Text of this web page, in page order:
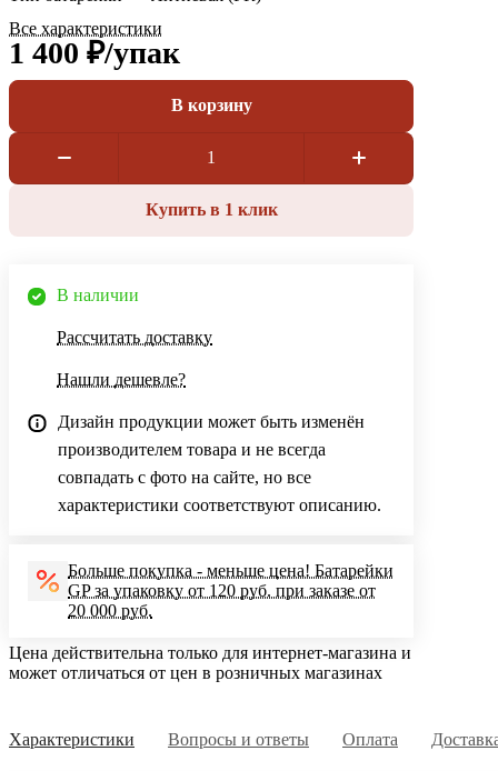
Все характеристики
1 400 ₽/упак
В корзину
Купить в 1 клик
В наличии
Рассчитать доставку
Нашли дешевле?
Дизайн продукции может быть изменён
производителем товара и не всегда
совпадать с фото на сайте, но все
характеристики соответствуют описанию.
Больше покупка - меньше цена! Батарейки
GP за упаковку от 120 руб. при заказе от
20 000 руб.
Цена действительна только для интернет-магазина и
может отличаться от цен в розничных магазинах
Характеристики Вопросы и ответы Оплата